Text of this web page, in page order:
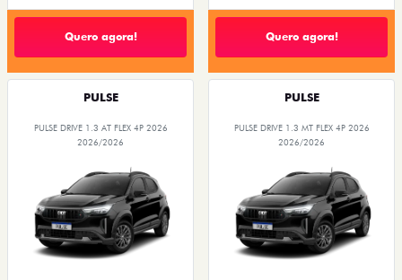
Quero agora! Quero agora!
PULSE
PULSE DRIVE 1.3 AT FLEX 4P 2026
2026/2026
PULSE
PULSE DRIVE 1.3 MT FLEX 4P 2026
2026/2026